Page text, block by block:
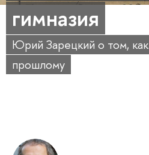
гимназия
Юрий Зарецкий о том, как
прошлому